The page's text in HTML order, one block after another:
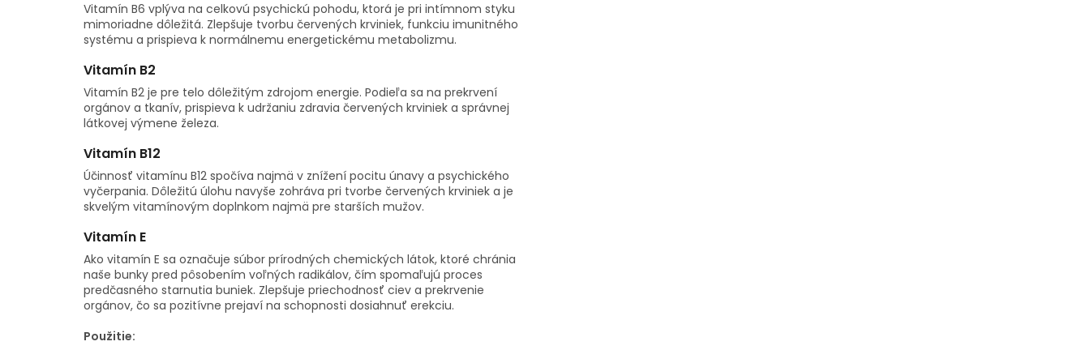
Vitamín B6 vplýva na celkovú psychickú pohodu, ktorá je pri intímnom styku
mimoriadne dôležitá. Zlepšuje tvorbu červených krviniek, funkciu imunitného
systému a prispieva k normálnemu energetickému metabolizmu.
Vitamín B2
Vitamín B2 je pre telo dôležitým zdrojom energie. Podieľa sa na prekrvení
orgánov a tkanív, prispieva k udržaniu zdravia červených krviniek a správnej
látkovej výmene železa.
Vitamín B12
Účinnosť vitamínu B12 spočíva najmä v znížení pocitu únavy a psychického
vyčerpania. Dôležitú úlohu navyše zohráva pri tvorbe červených krviniek a je
skvelým vitamínovým doplnkom najmä pre starších mužov.
Vitamín E
Ako vitamín E sa označuje súbor prírodných chemických látok, ktoré chránia
naše bunky pred pôsobením voľných radikálov, čím spomaľujú proces
predčasného starnutia buniek. Zlepšuje priechodnosť ciev a prekrvenie
orgánov, čo sa pozitívne prejaví na schopnosti dosiahnuť erekciu.
Použitie: